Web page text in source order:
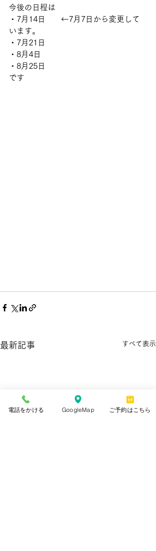
今後の日程は
・7月14日　　←7月7日から変更して
います。
・7月21日
・8月4日
・8月25日
です
最新記事 すべて表示
電話をかける GoogleMap ご予約はこちら